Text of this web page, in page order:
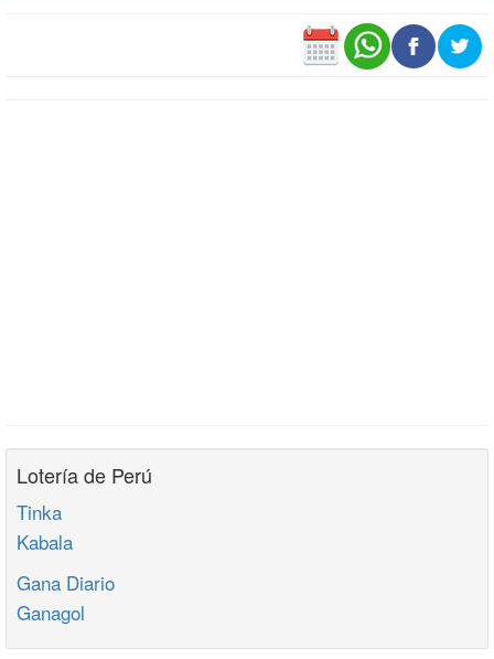
Lotería de Perú
Tinka
Kabala
Gana Diario
Ganagol